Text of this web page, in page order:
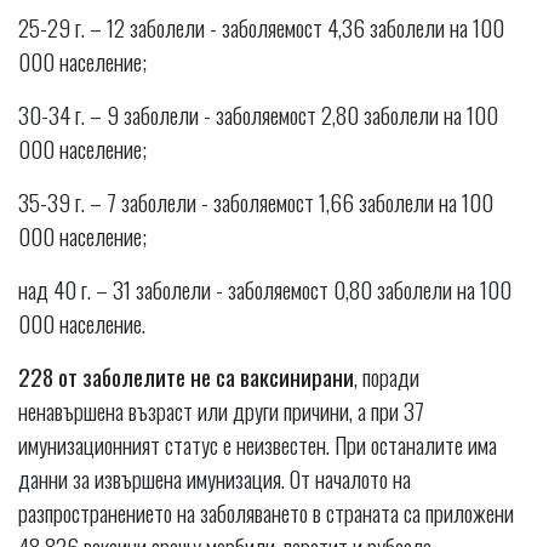
25-29 г. – 12 заболели - заболяемост 4,36 заболели на 100
000 население;
30-34 г. – 9 заболели - заболяемост 2,80 заболели на 100
000 население;
35-39 г. – 7 заболели - заболяемост 1,66 заболели на 100
000 население;
над 40 г. – 31 заболели - заболяемост 0,80 заболели на 100
000 население.
228 от заболелите не са ваксинирани, поради
ненавършена възраст или други причини, а при 37
имунизационният статус е неизвестен. При останалите има
данни за извършена имунизация. От началото на
разпространението на заболяването в страната са приложени